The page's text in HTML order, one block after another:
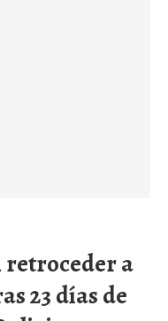
retroceder a
23 días de